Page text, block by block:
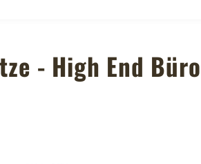
- High End